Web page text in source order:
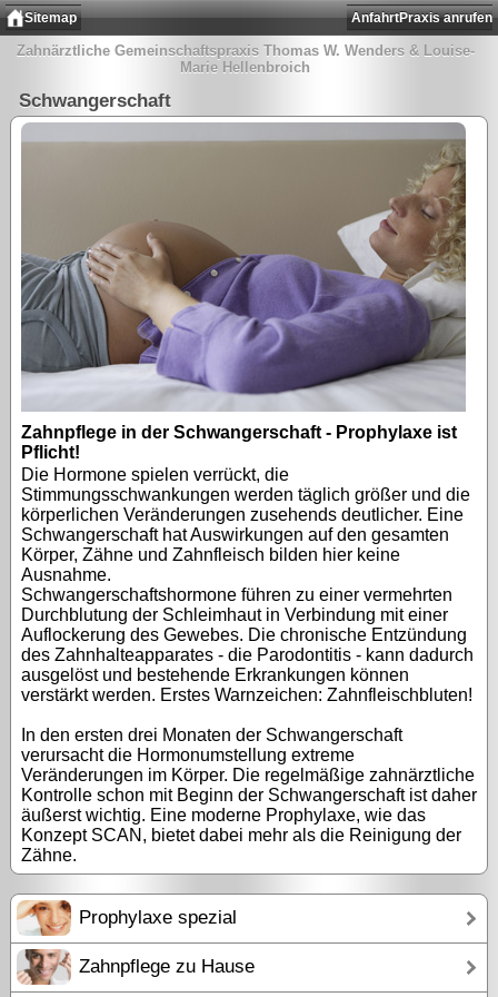
Sitemap Praxis anrufen
Anfahrt
Zahnärztliche Gemeinschaftspraxis Thomas W. Wenders & Louise-
Marie Hellenbroich
Schwangerschaft
Zahnpflege in der Schwangerschaft - Prophylaxe ist
Pflicht!
Die Hormone spielen verrückt, die
Stimmungsschwankungen werden täglich größer und die
körperlichen Veränderungen zusehends deutlicher. Eine
Schwangerschaft hat Auswirkungen auf den gesamten
Körper, Zähne und Zahnfleisch bilden hier keine
Ausnahme.
Schwangerschaftshormone führen zu einer vermehrten
Durchblutung der Schleimhaut in Verbindung mit einer
Auflockerung des Gewebes. Die chronische Entzündung
des Zahnhalteapparates - die Parodontitis - kann dadurch
ausgelöst und bestehende Erkrankungen können
verstärkt werden. Erstes Warnzeichen: Zahnfleischbluten!
In den ersten drei Monaten der Schwangerschaft
verursacht die Hormonumstellung extreme
Veränderungen im Körper. Die regelmäßige zahnärztliche
Kontrolle schon mit Beginn der Schwangerschaft ist daher
äußerst wichtig. Eine moderne Prophylaxe, wie das
Konzept SCAN, bietet dabei mehr als die Reinigung der
Zähne.
Prophylaxe spezial
Zahnpflege zu Hause